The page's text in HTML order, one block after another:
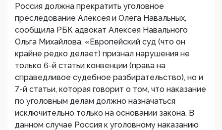
Россия должна прекратить уголовное
преследование Алексея и Олега Навальных,
сообщила РБК адвокат Алексея Навального
Ольга Михайлова. «Европейский суд (что он
крайне редко делает) признал нарушения не
только 6-й статьи конвенции (права на
справедливое судебное разбирательство), но и
7-й статьи, которая говорит о том, что наказание
по уголовным делам должно назначаться
исключительно только на основании закона. В
данном случае Россия к уголовному наказанию